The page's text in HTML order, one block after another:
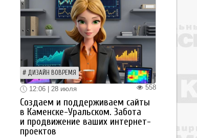
ДИЗАЙН ВОВРЕМЯ
558
12:06 | 28 июля
Создаем и поддерживаем сайты
в Каменске-Уральском. Забота
и продвижение ваших интернет-
проектов